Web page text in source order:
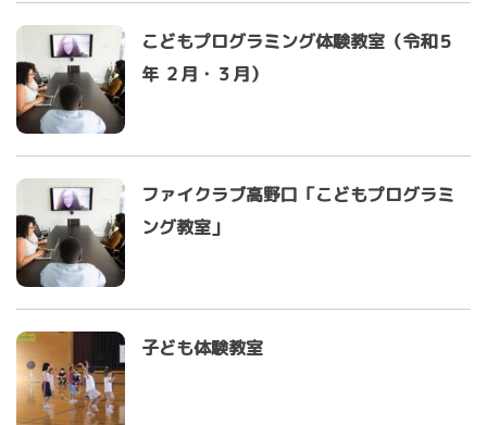
こどもプログラミング体験教室（令和５
年 ２月・３月）
ファイクラブ高野口「こどもプログラミ
ング教室」
子ども体験教室